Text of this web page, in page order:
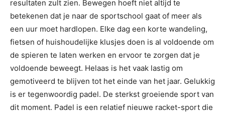
resultaten zult zien. Bewegen hoeft niet altijd te
betekenen dat je naar de sportschool gaat of meer als
een uur moet hardlopen. Elke dag een korte wandeling,
fietsen of huishoudelijke klusjes doen is al voldoende om
de spieren te laten werken en ervoor te zorgen dat je
voldoende beweegt. Helaas is het vaak lastig om
gemotiveerd te blijven tot het einde van het jaar. Gelukkig
is er tegenwoordig padel. De sterkst groeiende sport van
dit moment. Padel is een relatief nieuwe racket-sport die